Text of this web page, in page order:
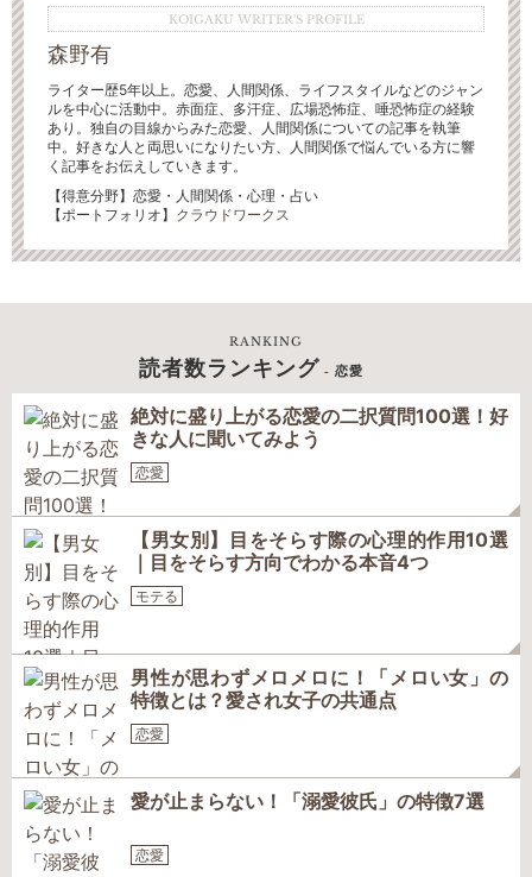
KOIGAKU WRITER'S PROFILE
森野有
ライター歴5年以上。恋愛、人間関係、ライフスタイルなどのジャン
ルを中心に活動中。赤面症、多汗症、広場恐怖症、唾恐怖症の経験
あり。独自の目線からみた恋愛、人間関係についての記事を執筆
中。好きな人と両思いになりたい方、人間関係で悩んでいる方に響
く記事をお伝えしていきます。
【得意分野】恋愛・人間関係・心理・占い
【ポートフォリオ】 クラウドワークス
RANKING
読者数ランキング - 恋愛
絶対に盛り上がる恋愛の二択質問100選！好
きな人に聞いてみよう
恋愛
【男女別】目をそらす際の心理的作用10選
｜目をそらす方向でわかる本音4つ
モテる
男性が思わずメロメロに！「メロい女」の
特徴とは？愛され女子の共通点
恋愛
愛が止まらない！「溺愛彼氏」の特徴7選
恋愛